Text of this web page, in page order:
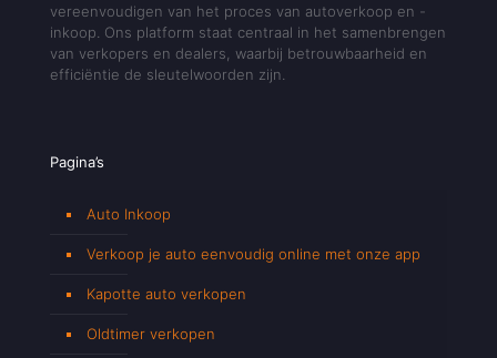
vereenvoudigen van het proces van autoverkoop en -
inkoop. Ons platform staat centraal in het samenbrengen
van verkopers en dealers, waarbij betrouwbaarheid en
efficiëntie de sleutelwoorden zijn.
Pagina’s
Auto Inkoop
Verkoop je auto eenvoudig online met onze app
Kapotte auto verkopen
Oldtimer verkopen